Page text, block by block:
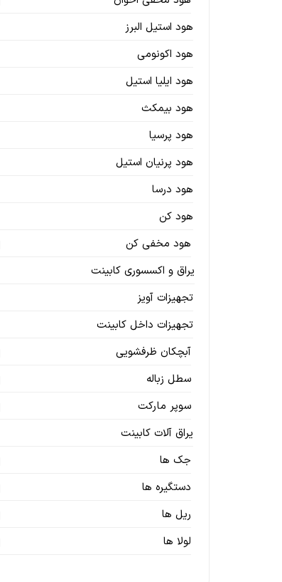
هود استیل البرز
هود اکونومی
هود ایلیا استیل
هود بیمکث
هود پرسیا
هود پرنیان استیل
هود درسا
هود کن
هود مخفی کن
یراق و اکسسوری کابینت
تجهیزات آویز
تجهیزات داخل کابینت
آبچکان ظرفشویی
سطل زباله
سوپر مارکت
یراق آلات کابینت
جک ها
دستگیره ها
ریل ها
لولا ها